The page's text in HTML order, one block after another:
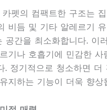
펫의 컴팩트한 구조는
비듬 및 기타 알레르기
공간을 최소화합니다. 이
기나 호흡기에 민감한 사
. 정기적으로 청소하면 더
지하는 기능이 더욱 향상